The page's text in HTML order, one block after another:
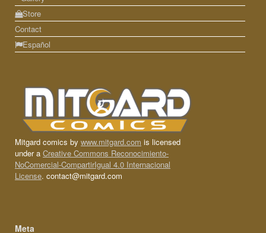
Store
Contact
Español
Mitgard comics by www.mitgard.com is licensed
under a Creative Commons Reconocimiento-
NoComercial-CompartirIgual 4.0 Internacional
License. contact@mitgard.com
Meta